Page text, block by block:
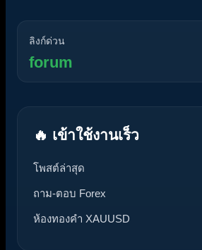
ลิงก์ด่วน
forum
🔥 เข้าใช้งานเร็ว
โพสต์ล่าสุด
ถาม-ตอบ Forex
ห้องทองคำ XAUUSD